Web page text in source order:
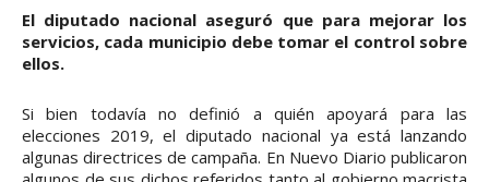
El diputado nacional aseguró que para mejorar los
servicios, cada municipio debe tomar el control sobre
ellos.
Si bien todavía no definió a quién apoyará para las
elecciones 2019, el diputado nacional ya está lanzando
algunas directrices de campaña. En Nuevo Diario publicaron